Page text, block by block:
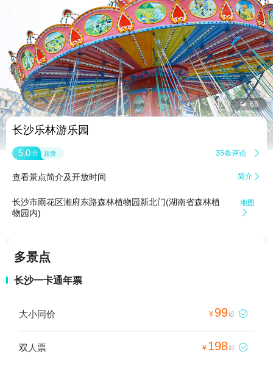
 68
长沙乐林游乐园
5.0 分 超赞 35条评论 
查看景点简介及开放时间 简介 
长沙市雨花区湘府东路森林植物园新北门(湖南省森林植
物园内)
地图

多景点
长沙一卡通年票
大小同价 ¥ 99起 
双人票 ¥ 198起 